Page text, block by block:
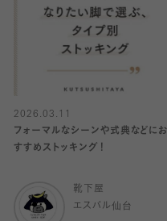
2026.03.11
フォーマルなシーンや式典などにお
すすめストッキング！
靴下屋
エスパル仙台